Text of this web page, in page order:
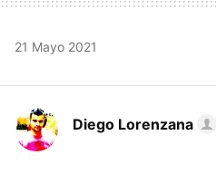
21 Mayo 2021
Diego Lorenzana